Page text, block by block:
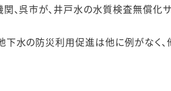
、呉市が、井戸水の水質検査無償化
水の防災利用促進は他に例がなく、